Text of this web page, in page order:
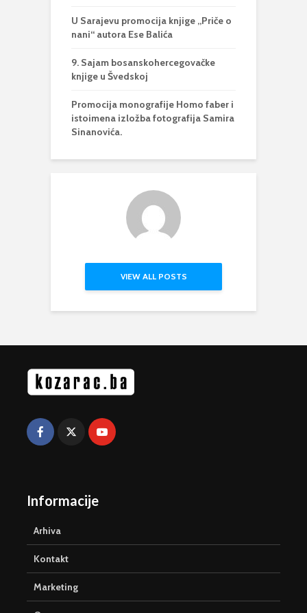
U Sarajevu promocija knjige „Priče o
nani“ autora Ese Balića
9. Sajam bosanskohercegovačke
knjige u Švedskoj
Promocija monografije Homo faber i
istoimena izložba fotografija Samira
Sinanovića.
VIEW ALL POSTS
Informacije
Arhiva
Kontakt
Marketing